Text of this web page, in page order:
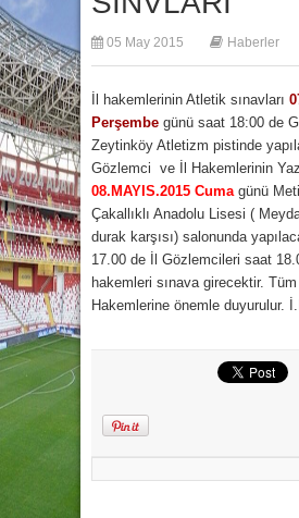
05 May 2015 Haberler
İl hakemlerinin Atletik sınavları
Perşembe günü saat 18:00 de
Zeytinköy Atletizm pistinde
Gözlemci ve İl Hakemlerinin
08.MAYIS.2015 Cumagünü
Çakallıklı Anadolu Lisesi (
durak karşısı) salonunda
17.00 de İl Gözlemcileri saat
hakemleri sınava girecektir.
Hakemlerine önemle duyurulur.